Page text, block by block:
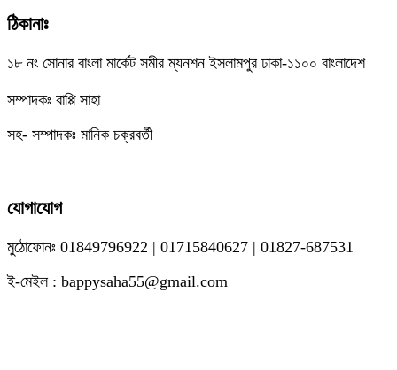
Link
Share
ঠিকানাঃ
১৮ নং সোনার বাংলা মার্কেট সমীর ম্যনশন ইসলামপুর ঢাকা-১১০০ বাংলাদেশ
সম্পাদকঃ বাপ্পি সাহা
সহ- সম্পাদকঃ মানিক চক্রবর্তী
যোগাযোগ
মুঠোফোনঃ 01849796922 | 01715840627 | 01827-687531
ই-মেইল : bappysaha55@gmail.com